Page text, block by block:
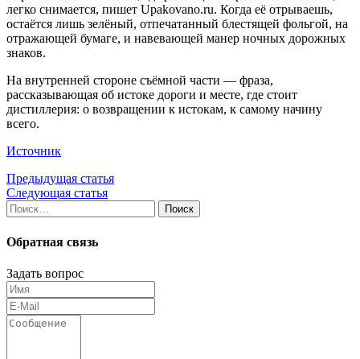
легко снимается, пишет Upakovano.ru. Когда её отрываешь,
остаётся лишь зелёный, отпечатанный блестящей фольгой, на
отражающей бумаге, и навевающей манер ночных дорожных
знаков.
На внутренней стороне съёмной части — фраза,
рассказывающая об истоке дороги и месте, где стоит
дистиллерия: о возвращении к истокам, к самому начину
всего.
Источник
Предыдущая статья
Следующая статья
Найти:
Обратная связь
Задать вопрос